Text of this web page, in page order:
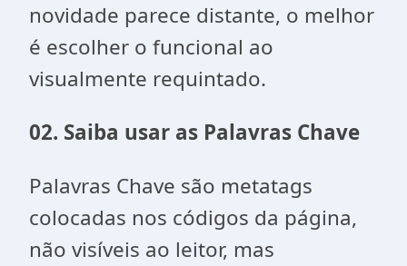
novidade parece distante, o melhor
é escolher o funcional ao
visualmente requintado.
02. Saiba usar as Palavras Chave
Palavras Chave são metatags
colocadas nos códigos da página,
não visíveis ao leitor, mas